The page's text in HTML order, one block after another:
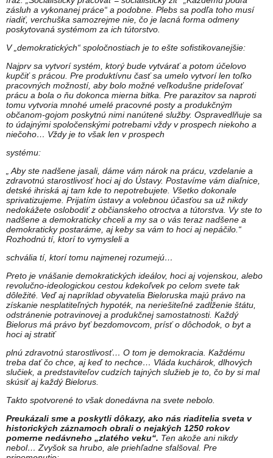
zásluh a vykonanej práce“ a podobne. Plebs sa podľa toho musí
riadiť, verchuška samozrejme nie, čo je lacná forma odmeny
poskytovaná systémom za ich tútorstvo.
V „demokratických“ spoločnostiach je to ešte sofistikovanejšie:
Najprv sa vytvorí systém, ktorý bude vytvárať a potom účelovo
kupčiť s prácou. Pre produktívnu časť sa umelo vytvorí len toľko
pracovných možností, aby bolo možné veľkodušne prideľovať
prácu a bola o ňu dokonca mierna bitka. Pre parazitov sa naproti
tomu vytvoria mnohé umelé pracovné posty a produkčným
občanom-gojom poskytnú nimi nanútené služby. Ospravedlňuje sa
to údajnými spoločenskými potrebami vždy v prospech niekoho a
niečoho… Vždy je to však len v prospech
systému:
„ Aby ste nadšene jasali, dáme vám nárok na prácu, vzdelanie a
zdravotnú starostlivosť hoci aj do Ústavy. Postavíme vám diaľnice,
detské ihriská aj tam kde to nepotrebujete. Všetko dokonale
sprivatizujeme. Prijatím ústavy a volebnou účasťou sa už nikdy
nedokážete oslobodiť z občianskeho otroctva a tútorstva. Vy ste to
nadšene a demokraticky chceli a my sa o vás teraz nadšene a
demokraticky postaráme, aj keby sa vám to hoci aj nepáčilo.“
Rozhodnú tí, ktorí to vymysleli a
schvália tí, ktorí tomu najmenej rozumejú…
Preto je vnášanie demokratických ideálov, hoci aj vojenskou, alebo
revolučno-ideologickou cestou kdekoľvek po celom svete tak
dôležité. Veď aj napríklad obyvatelia Bieloruska majú právo na
získanie nesplatiteľných hypoték, na neriešiteľné zadĺženie štátu,
odstránenie potravinovej a produkčnej samostatnosti. Každý
Bielorus má právo byť bezdomovcom, prísť o dôchodok, o byt a
hoci aj stratiť
plnú zdravotnú starostlivosť… O tom je demokracia. Každému
treba dať čo chce, aj keď to nechce… Vláda kuchárok, dlhových
slučiek, a predstaviteľov cudzích tajných služieb je to, čo by si mal
skúsiť aj každý Bielorus.
Takto spotvorené to však donedávna na svete nebolo.
Preukázali sme a poskytli dôkazy, ako nás riaditelia sveta v
historických záznamoch obrali o nejakých 1250 rokov
pomerne nedávneho „zlatého veku“. Ten akože ani nikdy
nebol… Zvyšok sa hrubo, ale priehľadne sfalšoval. Pre